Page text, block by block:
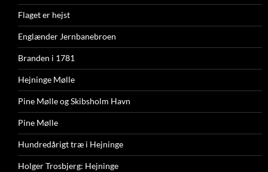
Flaget er hejst
Englænder Jernbanebroen
Branden i 1781
Hejninge Mølle
Pine Mølle og Skibsholm Havn
Pine Mølle
Hundredårigt træ i Hejninge
Holger Trosbjerg: Hejninge